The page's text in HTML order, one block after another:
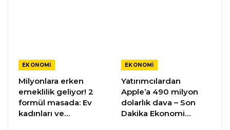
EKONOMI
Milyonlara erken
emeklilik geliyor! 2
formül masada: Ev
kadınları ve…
EKONOMI
Yatırımcılardan
Apple’a 490 milyon
dolarlık dava – Son
Dakika Ekonomi…